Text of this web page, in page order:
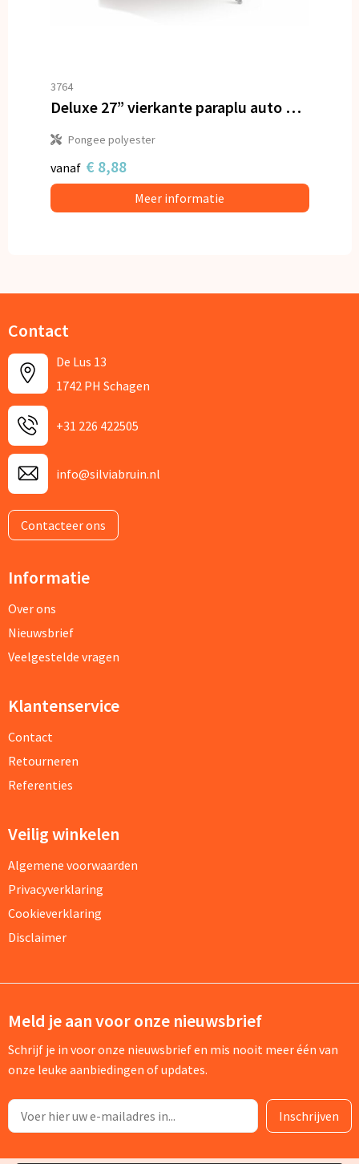
3764
Deluxe 27” vierkante paraplu auto open
Pongee polyester
vanaf € 8,88
Meer informatie
Contact
De Lus 13
1742 PH Schagen
+31 226 422505
info@silviabruin.nl
Contacteer ons
Informatie
Over ons
Nieuwsbrief
Veelgestelde vragen
Klantenservice
Contact
Retourneren
Referenties
Veilig winkelen
Algemene voorwaarden
Privacyverklaring
Cookieverklaring
Disclaimer
Meld je aan voor onze nieuwsbrief
Schrijf je in voor onze nieuwsbrief en mis nooit meer één van
onze leuke aanbiedingen of updates.